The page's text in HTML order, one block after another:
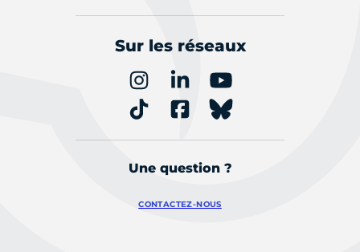
Sur les réseaux
Une question ?
CONTACTEZ-NOUS